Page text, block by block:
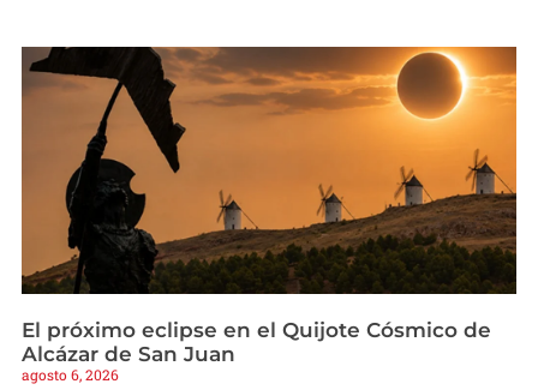
El próximo eclipse en el Quijote Cósmico de
Alcázar de San Juan
agosto 6, 2026